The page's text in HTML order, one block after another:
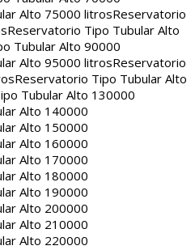
Alto 75000 litrosReservatorio
Reservatorio Tipo Tubular Alto
Tubular Alto 90000
Alto 95000 litrosReservatorio
Reservatorio Tipo Tubular Alto
Tubular Alto 130000
Alto 140000
Alto 150000
Alto 160000
Alto 170000
Alto 180000
Alto 190000
Alto 200000
Alto 210000
Alto 220000